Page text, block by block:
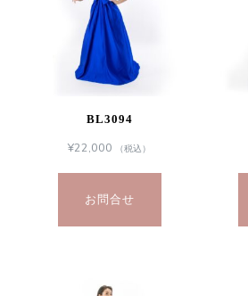
BL3094
¥22,000 （税込）
お問合せ